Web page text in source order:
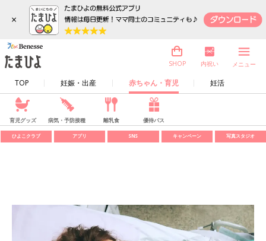
×
TOP 妊娠・出産 赤ちゃん・育児 妊活
SHOP 内祝い メニュー
育児グッズ 病気・予防接種 離乳食 優待パス
ひよこクラブ アプリ SNS キャンペーン 写真スタジオ